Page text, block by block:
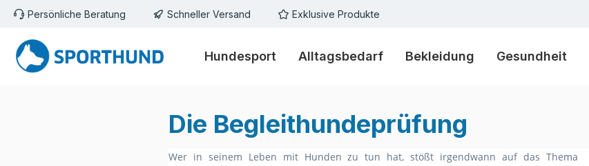
Hauptinhalt springen
Zur Suche springen
Zur Hauptnavigation springen
Persönliche Beratung Schneller Versand Exklusive Produkte
Hundesport Alltagsbedarf Bekleidung Gesundheit
Die Begleithundeprüfung
Wer in seinem Leben mit Hunden zu tun hat, stößt irgendwann auf das Thema